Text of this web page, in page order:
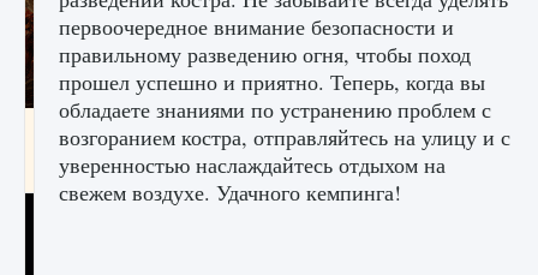
Как найти Гробницу Изгоев в Diablo 4
9 августа 2024 1 337 0 0
первоочередное внимание безопасности и
правильному разведению огня, чтобы поход
прошел успешно и приятно. Теперь, когда вы
обладаете знаниями по устранению проблем с
возгоранием костра, отправляйтесь на улицу и с
уверенностью наслаждайтесь отдыхом на
свежем воздухе. Удачного кемпинга!